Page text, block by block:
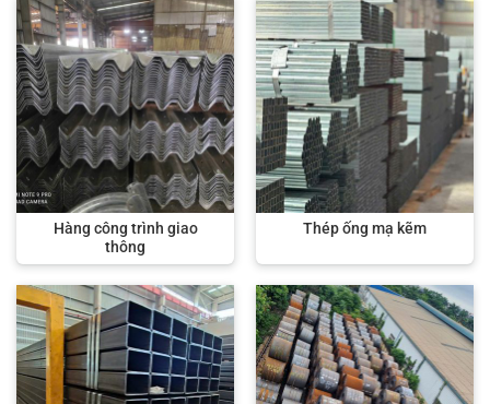
Hàng công trình giao
thông
Thép ống mạ kẽm